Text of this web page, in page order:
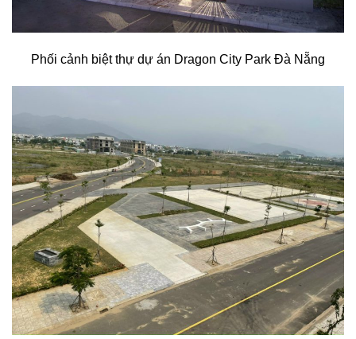
Phối cảnh biệt thự dự án Dragon City Park Đà Nẵng